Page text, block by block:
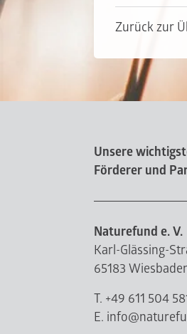
Zurück zur
Unsere
Förderer und
Naturefund e. V.
Karl-Glässing-
65183
T. +49 611 504
E.